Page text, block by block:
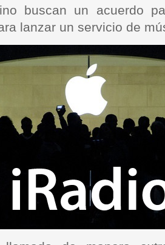
buscan un acuerdo
lanzar un servicio de